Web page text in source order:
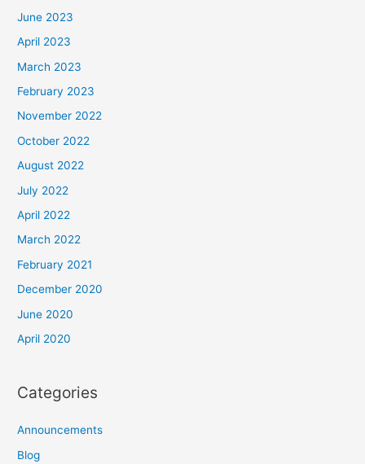
June 2023
April 2023
March 2023
February 2023
November 2022
October 2022
August 2022
July 2022
April 2022
March 2022
February 2021
December 2020
June 2020
April 2020
Categories
Announcements
Blog